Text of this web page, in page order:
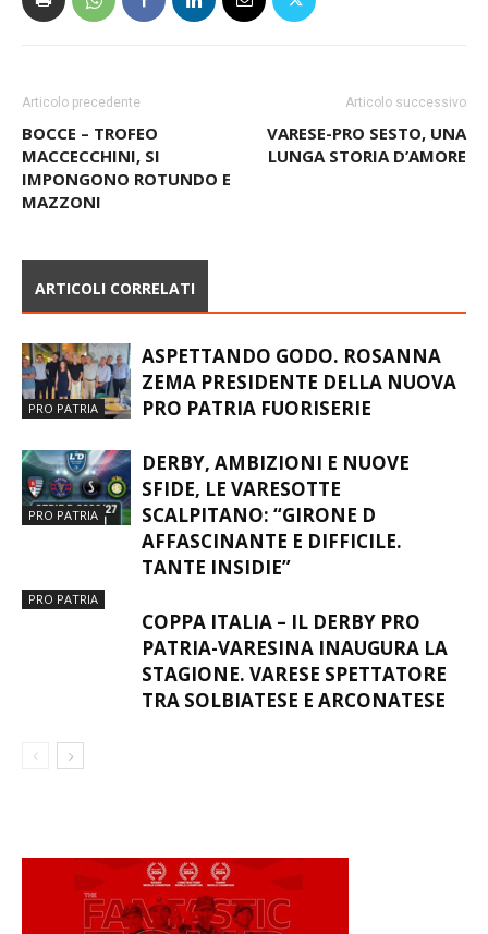
Articolo precedente
BOCCE – TROFEO
MACCECCHINI, SI
IMPONGONO ROTUNDO E
MAZZONI
Articolo successivo
VARESE-PRO SESTO, UNA
LUNGA STORIA D’AMORE
ARTICOLI CORRELATI
PRO PATRIA
ASPETTANDO GODO. ROSANNA
ZEMA PRESIDENTE DELLA NUOVA
PRO PATRIA FUORISERIE
PRO PATRIA
DERBY, AMBIZIONI E NUOVE
SFIDE, LE VARESOTTE
SCALPITANO: “GIRONE D
AFFASCINANTE E DIFFICILE.
TANTE INSIDIE”
PRO PATRIA
COPPA ITALIA – IL DERBY PRO
PATRIA-VARESINA INAUGURA LA
STAGIONE. VARESE SPETTATORE
TRA SOLBIATESE E ARCONATESE